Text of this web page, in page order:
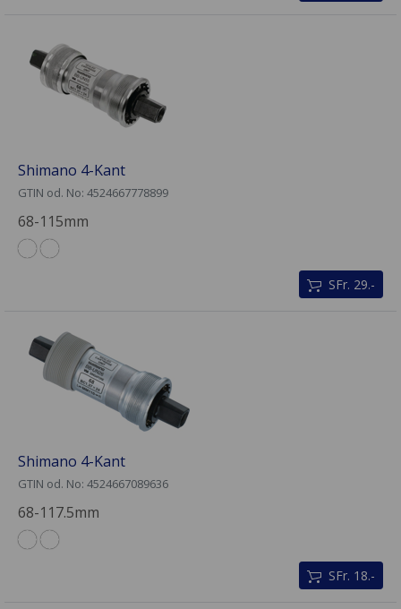
Shimano 4-Kant
GTIN od. No: 4524667778899
68-115mm
SFr. 29.-
Shimano 4-Kant
GTIN od. No: 4524667089636
68-117.5mm
SFr. 18.-